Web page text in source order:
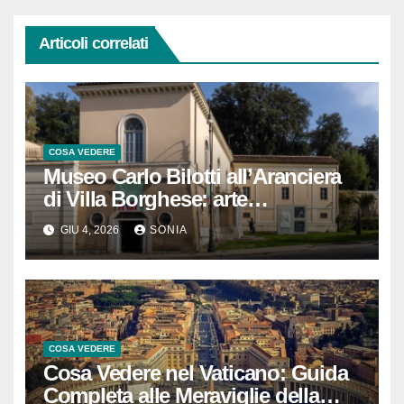
Articoli correlati
COSA VEDERE
Museo Carlo Bilotti all’Aranciera
di Villa Borghese: arte
contemporanea, De Chirico e una
Roma più silenziosa da scoprire
GIU 4, 2026 SONIA
COSA VEDERE
Cosa Vedere nel Vaticano: Guida
Completa alle Meraviglie della